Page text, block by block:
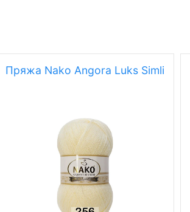
Пряжа Nako Angora Luks Simli